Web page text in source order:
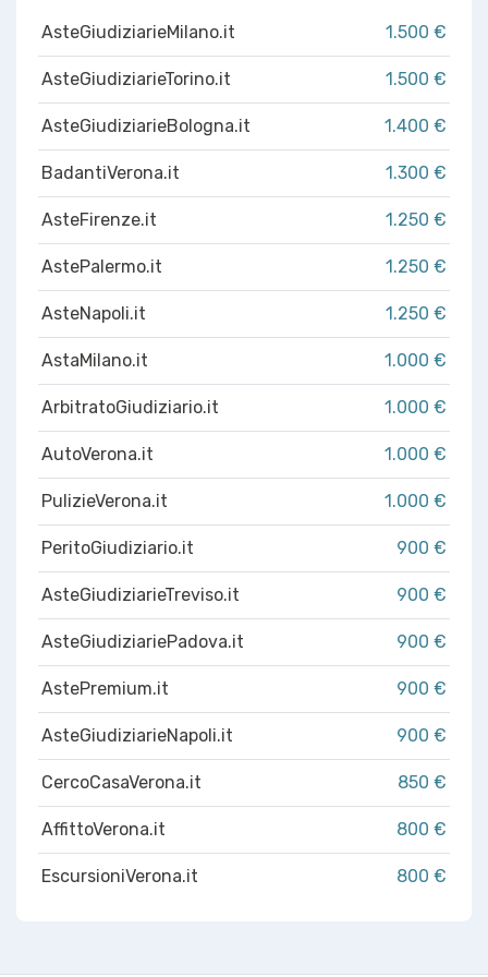
AsteGiudiziarieMilano.it 1.500 €
AsteGiudiziarieTorino.it 1.500 €
AsteGiudiziarieBologna.it 1.400 €
BadantiVerona.it 1.300 €
AsteFirenze.it 1.250 €
AstePalermo.it 1.250 €
AsteNapoli.it 1.250 €
AstaMilano.it 1.000 €
ArbitratoGiudiziario.it 1.000 €
AutoVerona.it 1.000 €
PulizieVerona.it 1.000 €
PeritoGiudiziario.it 900 €
AsteGiudiziarieTreviso.it 900 €
AsteGiudiziariePadova.it 900 €
AstePremium.it 900 €
AsteGiudiziarieNapoli.it 900 €
CercoCasaVerona.it 850 €
AffittoVerona.it 800 €
EscursioniVerona.it 800 €